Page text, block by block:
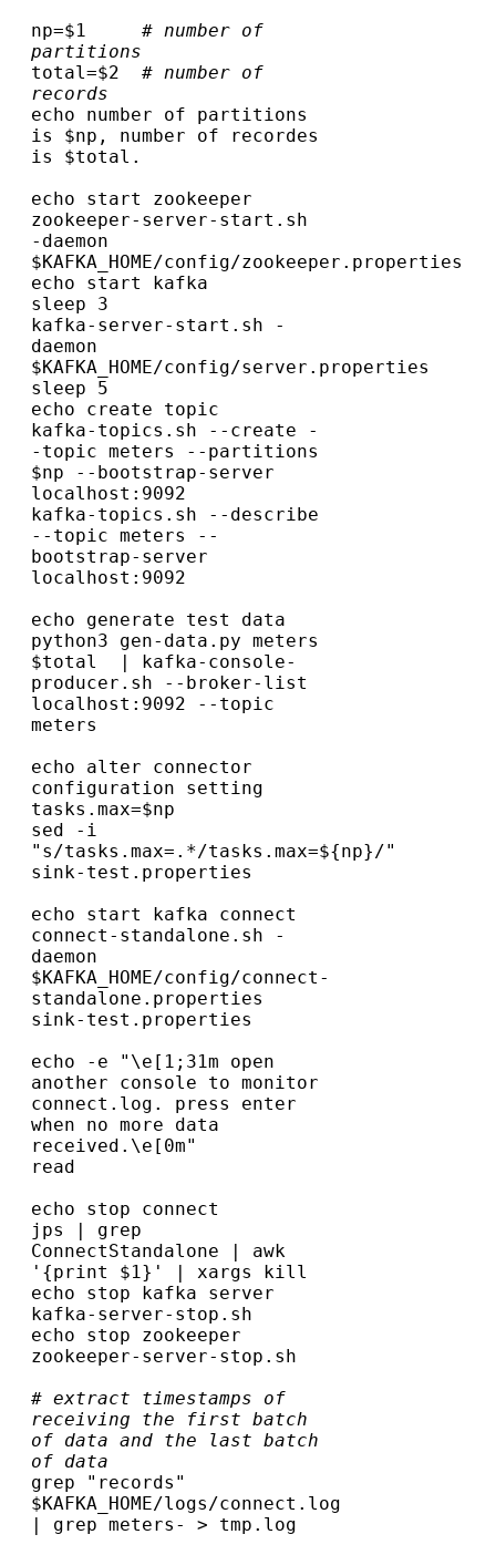
np=$1 # number of
partitions
total=$2 # number of
records
echo number of partitions
is $np, number of recordes
is $total.
echo start zookeeper
zookeeper-server-start.sh
-daemon
$KAFKA_HOME/config/zookeeper.properties
echo start kafka
sleep 3
kafka-server-start.sh -
daemon
$KAFKA_HOME/config/server.properties
sleep 5
echo create topic
kafka-topics.sh --create -
-topic meters --partitions
$np --bootstrap-server
localhost:9092
kafka-topics.sh --describe
--topic meters --
bootstrap-server
localhost:9092
echo generate test data
python3 gen-data.py meters
$total  | kafka-console-
producer.sh --broker-list
localhost:9092 --topic
echo alter connector
configuration setting
tasks.max=$np
sed -i
"s/tasks.max=.*/tasks.max=${np}/"
sink-test.properties
echo start kafka connect
connect-standalone.sh -
daemon
$KAFKA_HOME/config/connect-
standalone.properties
echo -e "\e[1;31m open
another console to monitor
connect.log. press enter
when no more data
received.\e[0m"
echo stop connect
jps | grep
ConnectStandalone | awk
'{print $1}' | xargs kill
echo stop kafka server
kafka-server-stop.sh
echo stop zookeeper
zookeeper-server-stop.sh
# extract timestamps of
receiving the first batch
of data and the last batch
of data
grep "records"
$KAFKA_HOME/logs/connect.log
| grep meters- > tmp.log